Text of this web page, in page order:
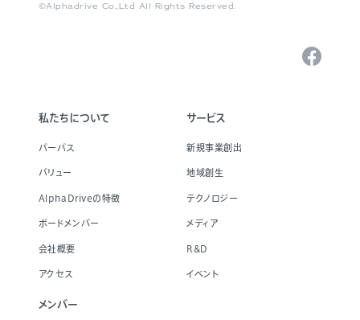
©Alphadrive Co.,Ltd All Rights Reserved.
私たちについて
パーパス
バリュー
AlphaDriveの特徴
ボードメンバー
会社概要
アクセス
メンバー
サービス
新規事業創出
地域創生
テクノロジー
メディア
R&D
イベント